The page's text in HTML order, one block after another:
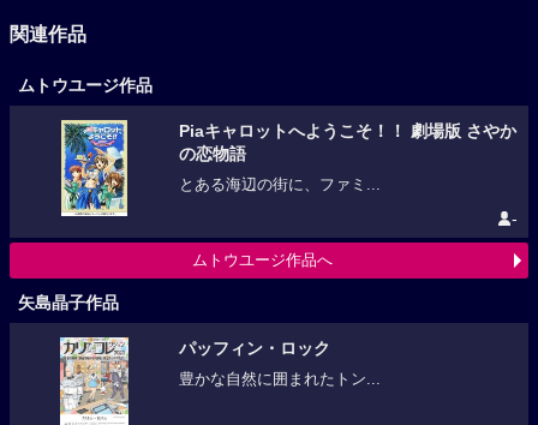
関連作品
ムトウユージ作品
Piaキャロットへようこそ！！ 劇場版 さやか
の恋物語
とある海辺の街に、ファミ...
-
ムトウユージ作品へ
矢島晶子作品
パッフィン・ロック
豊かな自然に囲まれたトン...